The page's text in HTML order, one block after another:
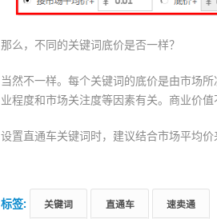
那么，不同的关键词底价是否一样？
当然不一样。每个关键词的底价是由市场
业程度和市场关注度等因素有关。商业价
设置直通车关键词时，建议结合市场平均价
标签: 关键词 直通车 速卖通